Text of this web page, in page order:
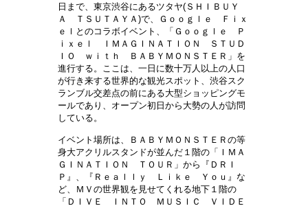
日まで、東京渋谷にあるツタヤ(ＳＨＩＢＵＹ
Ａ ＴＳＵＴＡＹＡ)で、Ｇｏｏｇｌｅ Ｆｉｘ
ｅｌとのコラボイベント、「Ｇｏｏｇｌｅ Ｐ
ｉｘｅｌ ＩＭＡＧＩＮＡＴＩＯＮ ＳＴＵＤ
ＩＯ ｗｉｔｈ ＢＡＢＹＭＯＮＳＴＥＲ」を
進行する。ここは、一日に数十万人以上の人口
が行き来する世界的な観光スポット、渋谷スク
ランブル交差点の前にある大型ショッピングモ
ールであり、オープン初日から大勢の人が訪問
している。
イベント場所は、ＢＡＢＹＭＯＮＳＴＥＲの等
身大アクリルスタンドが並んだ１階の「ＩＭＡ
ＧＩＮＡＴＩＯＮ ＴＯＵＲ」から『ＤＲＩ
Ｐ』、『Ｒｅａｌｌｙ Ｌｉｋｅ Ｙｏｕ』な
ど、ＭＶの世界観を見せてくれる地下１階の
「ＤＩＶＥ ＩＮＴＯ ＭＵＳＩＣ ＶＩＤＥ